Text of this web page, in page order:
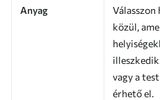
Anyag
Válasszon
közül,
vagy a
érhető el.